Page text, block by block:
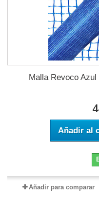
Malla Revoco
Añadir al
Añadir para comparar